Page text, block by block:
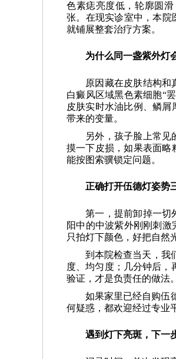
色素痣亮度低，轮廓圆
张。在现实诊室中，本院
就铺展整套治疗方案。
为什么同一盏紫外灯
原因藏在皮肤结构和
白癜风区域黑色素细胞“
皮肤实时水油比例、鳞
带来的变量。
另外，孩子脸上常见
摸一下皮损，如果表面略
能按图索骥锁定问题。
正确打开伍德灯姿势
第一，提前卸掉一切
阳中的中波紫外刚刚刺激
只拍灯下颜色，好把自然
到本院检查当天，我
度、均匀度；几分钟后，
验证，才是负责任的做法。
如果家里已经自购伍
何疑惑，都欢迎经过专业
遇到灯下亮斑，下一